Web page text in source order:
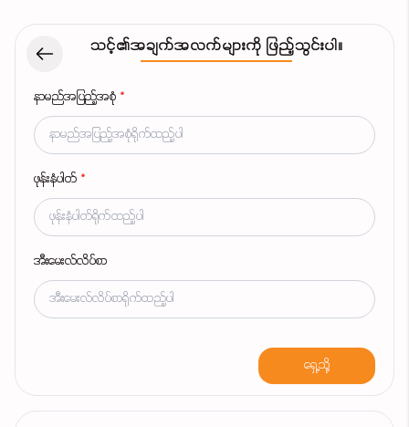
သင့်၏အချက်အလက်များကို ဖြည့်သွင်းပါ။
နာမည်အပြည့်အစုံ *
ဖုန်းနံပါတ် *
အီးမေးလ်လိပ်စာ
ရှေ့သို့